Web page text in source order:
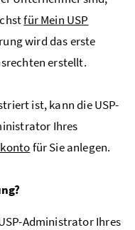
für Mein USP
wird das erste
erstellt.
ist, kann dieUSP-
Ihres
für Sie anlegen.
-Administrator Ihres